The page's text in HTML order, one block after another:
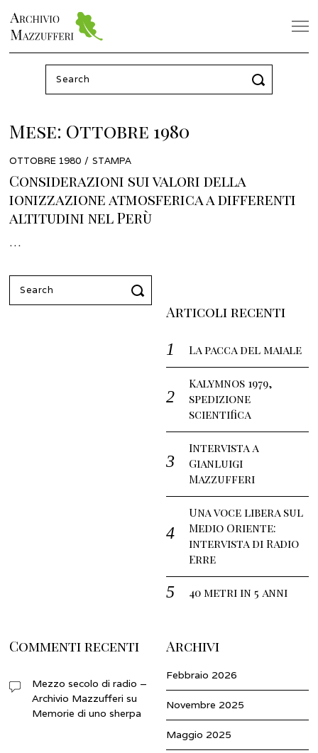
Search
for:
Mese: Ottobre 1980
POSTED
ON
OTTOBRE 1980 MARZO
2022
STAMPA
Considerazioni sui valori della
ionizzazione atmosferica a differenti
altitudini nel Perù
…
Search
for:
Articoli recenti
La pacca del maiale
Kalymnos 1979,
spedizione
scientifica
Intervista a
Gianluigi
Mazzufferi
Una voce libera sul
Medio Oriente:
intervista di Radio
Erre
40 metri in 5 anni
Commenti recenti
Mezzo secolo di radio –
Archivio Mazzufferi su
Memorie di uno sherpa
Archivi
Febbraio 2026
Novembre 2025
Maggio 2025